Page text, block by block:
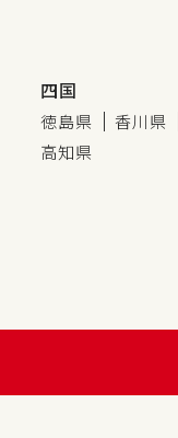
四国
徳島県 香川県
高知県